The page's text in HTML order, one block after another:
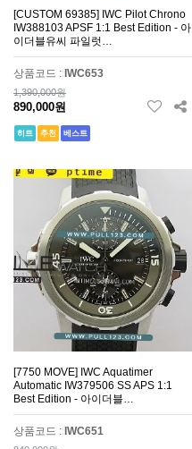
[CUSTOM 69385] IWC Pilot Chrono
IW388103 APSF 1:1 Best Edition - 아
이더블유씨 파일럿…
상품코드 : IWC653
1,390,000원
890,000원
히트 추천 베스트
[7750 MOVE] IWC Aquatimer
Automatic IW379506 SS APS 1:1
Best Edition - 아이더블…
상품코드 : IWC651